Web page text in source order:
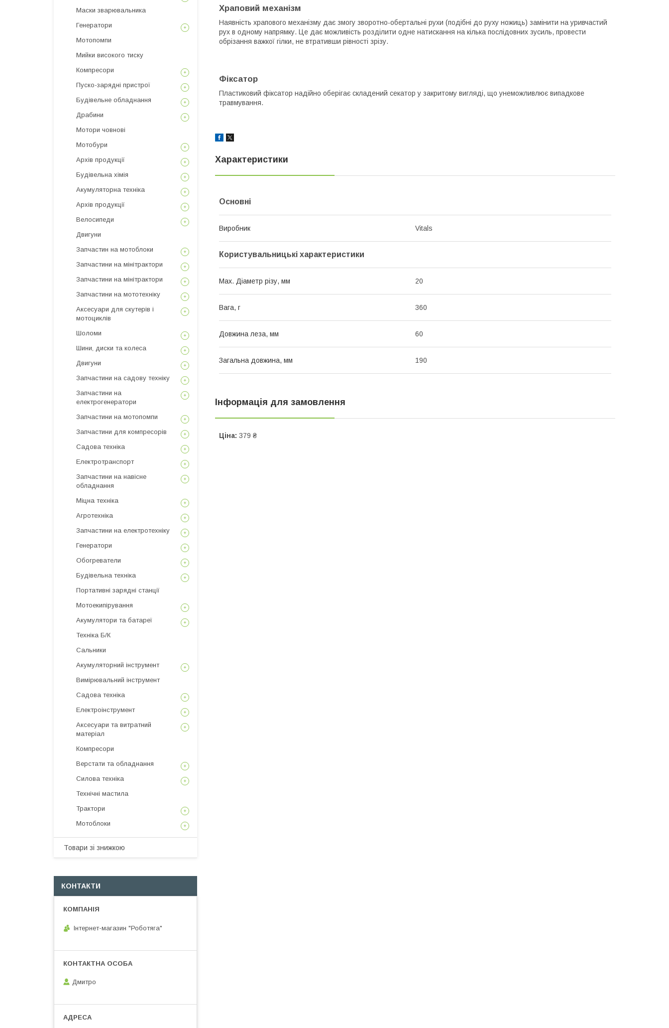
Храповий механізм
Наявність храпового механізму дає змогу зворотно-обертальні рухи (подібні до руху ножиць) замінити на уривчастий
рух в одному напрямку. Це дає можливість розділити одне натискання на кілька послідовних зусиль, провести
обрізання важкої гілки, не втративши рівності зрізу.
Фіксатор
Пластиковий фіксатор надійно оберігає складений секатор у закритому вигляді, що унеможливлює випадкове
травмування.
Характеристики
Основні
Виробник Vitals
Користувальницькі характеристики
Max. Діаметр різу, мм 20
Вага, г 360
Довжина леза, мм 60
Загальна довжина, мм 190
Інформація для замовлення
Ціна: 379 ₴
Маски зварювальника
Генератори
Мотопомпи
Мийки високого тиску
Компресори
Пуско-зарядні пристрої
Будівельне обладнання
Драбини
Мотори човнові
Мотобури
Архів продукції
Будівельна хімія
Акумуляторна техніка
Архів продукції
Велосипеди
Двигуни
Запчастин на мотоблоки
Запчастини на мінітрактори
Запчастини на мінітрактори
Запчастини на мототехніку
Аксесуари для скутерів і
мотоциклів
Шоломи
Шини, диски та колеса
Двигуни
Запчастини на садову техніку
Запчастини на
електрогенератори
Запчастини на мотопомпи
Запчастини для компресорів
Садова техніка
Електротранспорт
Запчастини на навісне
обладнання
Міцна техніка
Агротехніка
Запчастини на електротехніку
Генератори
Обогреватели
Будівельна техніка
Портативні зарядні станції
Мотоекипірування
Акумулятори та батареї
Техніка Б/К
Сальники
Акумуляторний інструмент
Вимірювальний інструмент
Садова техніка
Електроінструмент
Аксесуари та витратний
матеріал
Компресори
Верстати та обладнання
Силова техніка
Технічні мастила
Трактори
Мотоблоки
Товари зі знижкою
КОНТАКТИ
Інтернет-магазин "Роботяга"
Дмитро